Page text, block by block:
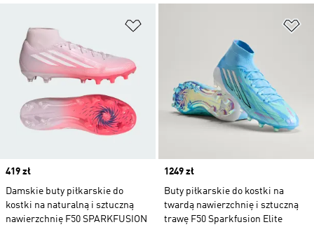
Price
419 zł
Damskie buty piłkarskie do
kostki na naturalną i sztuczną
nawierzchnię F50 SPARKFUSION
Price
1249 zł
Buty piłkarskie do kostki na
twardą nawierzchnię i sztuczną
trawę F50 Sparkfusion Elite